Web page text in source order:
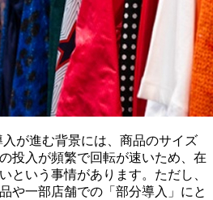
が進む背景には、商品のサイズ
投入が頻繁で回転が速いため、在
という事情があります。ただし、
や一部店舗での「部分導入」にと